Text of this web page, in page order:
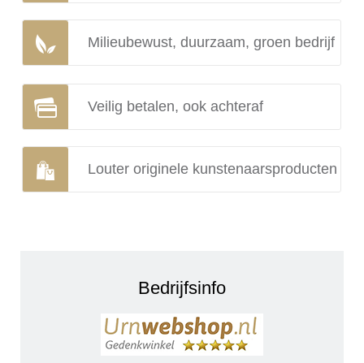
Milieubewust, duurzaam, groen bedrijf
Veilig betalen, ook achteraf
Louter originele kunstenaarsproducten
Bedrijfsinfo